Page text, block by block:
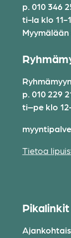
p. 010 346
ti-la klo 11-
p. 010 229
ti–pe klo
Tietoa
Pikalinkit